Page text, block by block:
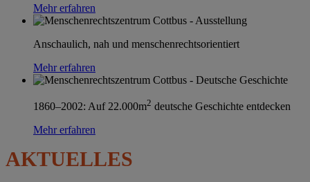
Mehr erfahren
Anschaulich, nah und menschenrechtsorientiert
Mehr erfahren
1860–2002: Auf 22.000m2 deutsche Geschichte entdecken
Mehr erfahren
AKTUELLES